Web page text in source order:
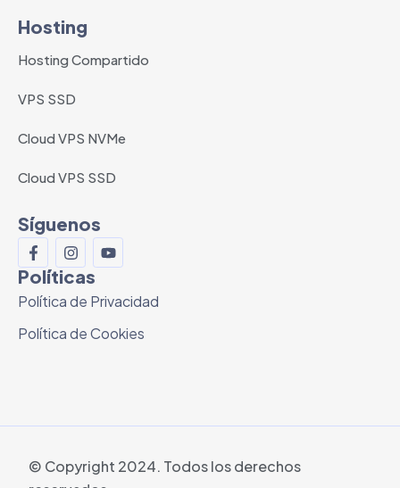
Hosting
Hosting Compartido
VPS SSD
Cloud VPS NVMe
Cloud VPS SSD
Síguenos
Políticas
Política de Privacidad
Política de Cookies
© Copyright 2024. Todos los derechos